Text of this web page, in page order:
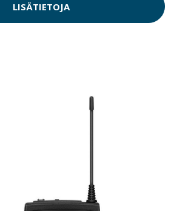
LISÄTIETOJA